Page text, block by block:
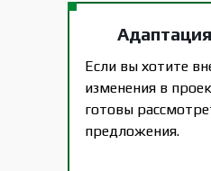
Если вы хотите
изменения в
готовы
предложения.